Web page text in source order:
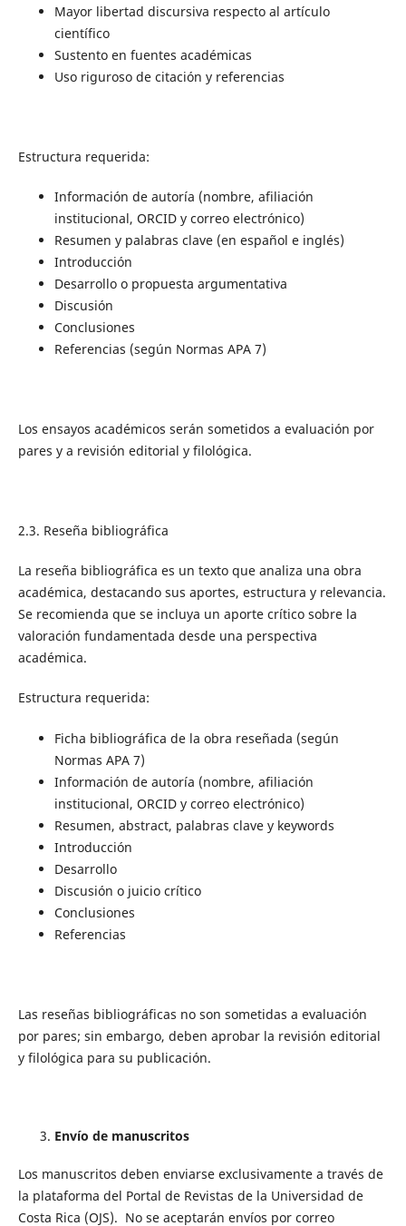
Mayor libertad discursiva respecto al artículo
científico
Sustento en fuentes académicas
Uso riguroso de citación y referencias
Estructura requerida:
Información de autoría (nombre, afiliación
institucional, ORCID y correo electrónico)
Resumen y palabras clave (en español e inglés)
Introducción
Desarrollo o propuesta argumentativa
Discusión
Conclusiones
Referencias (según Normas APA 7)
Los ensayos académicos serán sometidos a evaluación por
pares y a revisión editorial y filológica.
2.3. Reseña bibliográfica
La reseña bibliográfica es un texto que analiza una obra
académica, destacando sus aportes, estructura y relevancia.
Se recomienda que se incluya un aporte crítico sobre la
valoración fundamentada desde una perspectiva
académica.
Estructura requerida:
Ficha bibliográfica de la obra reseñada (según
Normas APA 7)
Información de autoría (nombre, afiliación
institucional, ORCID y correo electrónico)
Resumen, abstract, palabras clave y keywords
Introducción
Desarrollo
Discusión o juicio crítico
Conclusiones
Referencias
Las reseñas bibliográficas no son sometidas a evaluación
por pares; sin embargo, deben aprobar la revisión editorial
y filológica para su publicación.
Envío de manuscritos
Los manuscritos deben enviarse exclusivamente a través de
la plataforma del Portal de Revistas de la Universidad de
Costa Rica (OJS). No se aceptarán envíos por correo